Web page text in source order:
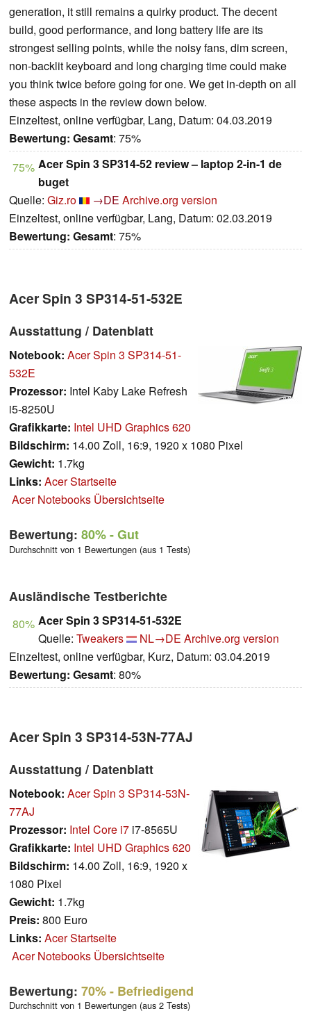
generation, it still remains a quirky product. The decent
build, good performance, and long battery life are its
strongest selling points, while the noisy fans, dim screen,
non-backlit keyboard and long charging time could make
you think twice before going for one. We get in-depth on all
these aspects in the review down below.
Einzeltest, online verfügbar, Lang, Datum: 04.03.2019
Bewertung: Gesamt: 75%
75% Acer Spin 3 SP314-52 review – laptop 2-in-1 de
buget
Quelle: Giz.ro →DE Archive.org version
Einzeltest, online verfügbar, Lang, Datum: 02.03.2019
Bewertung: Gesamt: 75%
Acer Spin 3 SP314-51-532E
Ausstattung / Datenblatt
Notebook: Acer Spin 3 SP314-51-
532E
Prozessor: Intel Kaby Lake Refresh
i5-8250U
Grafikkarte: Intel UHD Graphics 620
Bildschirm: 14.00 Zoll, 16:9, 1920 x 1080 Pixel
Gewicht: 1.7kg
Links: Acer Startseite
Acer Notebooks Übersichtseite
Bewertung: 80%- Gut
Durchschnitt von 1 Bewertungen (aus 1 Tests)
Ausländische Testberichte
80% Acer Spin 3 SP314-51-532E
Quelle: Tweakers NL→DE Archive.org version
Einzeltest, online verfügbar, Kurz, Datum: 03.04.2019
Bewertung: Gesamt: 80%
Acer Spin 3 SP314-53N-77AJ
Ausstattung / Datenblatt
Notebook: Acer Spin 3 SP314-53N-
77AJ
Prozessor: Intel Core i7 i7-8565U
Grafikkarte: Intel UHD Graphics 620
Bildschirm: 14.00 Zoll, 16:9, 1920 x
1080 Pixel
Gewicht: 1.7kg
Preis: 800 Euro
Links: Acer Startseite
Acer Notebooks Übersichtseite
Bewertung: 70%- Befriedigend
Durchschnitt von 1 Bewertungen (aus 2 Tests)